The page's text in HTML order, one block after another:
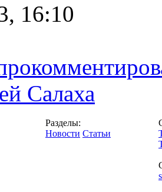
16:10
Салаха
Разделы:
Новости Статьи